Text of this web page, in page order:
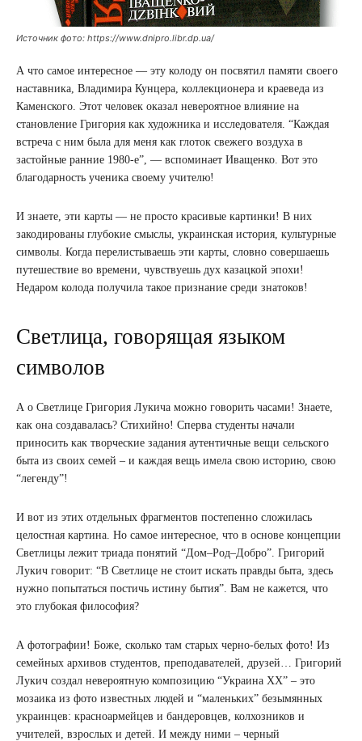
Источник фото: https://www.dnipro.libr.dp.ua/
А что самое интересное — эту колоду он посвятил памяти своего
наставника, Владимира Кунцера, коллекционера и краеведа из
Каменского. Этот человек оказал невероятное влияние на
становление Григория как художника и исследователя. “Каждая
встреча с ним была для меня как глоток свежего воздуха в
застойные ранние 1980-е”, — вспоминает Иващенко. Вот это
благодарность ученика своему учителю!
И знаете, эти карты — не просто красивые картинки! В них
закодированы глубокие смыслы, украинская история, культурные
символы. Когда перелистываешь эти карты, словно совершаешь
путешествие во времени, чувствуешь дух казацкой эпохи!
Недаром колода получила такое признание среди знатоков!
Светлица, говорящая языком
символов
А о Светлице Григория Лукича можно говорить часами! Знаете,
как она создавалась? Стихийно! Сперва студенты начали
приносить как творческие задания аутентичные вещи сельского
быта из своих семей – и каждая вещь имела свою историю, свою
“легенду”!
И вот из этих отдельных фрагментов постепенно сложилась
целостная картина. Но самое интересное, что в основе концепции
Светлицы лежит триада понятий “Дом–Род–Добро”. Григорий
Лукич говорит: “В Светлице не стоит искать правды быта, здесь
нужно попытаться постичь истину бытия”. Вам не кажется, что
это глубокая философия?
А фотографии! Боже, сколько там старых черно-белых фото! Из
семейных архивов студентов, преподавателей, друзей… Григорий
Лукич создал невероятную композицию “Украина ХХ” – это
мозаика из фото известных людей и “маленьких” безымянных
украинцев: красноармейцев и бандеровцев, колхозников и
учителей, взрослых и детей. И между ними – черный